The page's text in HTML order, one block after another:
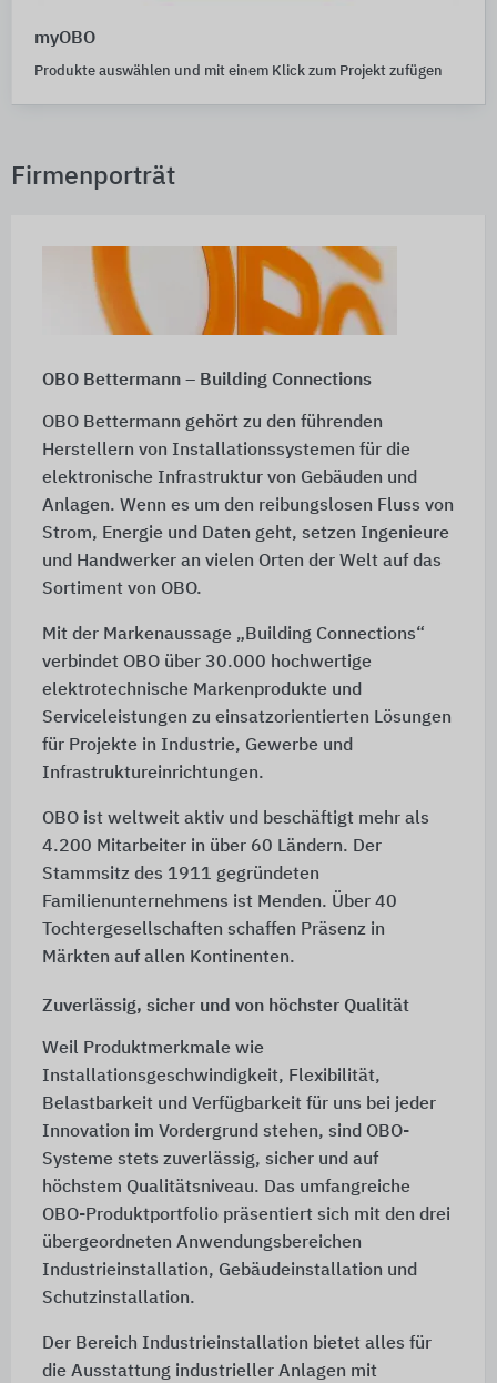
myOBO
Produkte auswählen und mit einem Klick zum Projekt zufügen
Firmenporträt
OBO Bettermann – Building Connections
OBO Bettermann gehört zu den führenden
Herstellern von Installationssystemen für die
elektronische Infrastruktur von Gebäuden und
Anlagen. Wenn es um den reibungslosen Fluss von
Strom, Energie und Daten geht, setzen Ingenieure
und Handwerker an vielen Orten der Welt auf das
Sortiment von OBO.
Mit der Markenaussage „Building Connections“
verbindet OBO über 30.000 hochwertige
elektrotechnische Markenprodukte und
Serviceleistungen zu einsatzorientierten Lösungen
für Projekte in Industrie, Gewerbe und
Infrastruktureinrichtungen.
OBO ist weltweit aktiv und beschäftigt mehr als
4.200 Mitarbeiter in über 60 Ländern. Der
Stammsitz des 1911 gegründeten
Familienunternehmens ist Menden. Über 40
Tochtergesellschaften schaffen Präsenz in
Märkten auf allen Kontinenten.
Zuverlässig, sicher und von höchster Qualität
Weil Produktmerkmale wie
Installationsgeschwindigkeit, Flexibilität,
Belastbarkeit und Verfügbarkeit für uns bei jeder
Innovation im Vordergrund stehen, sind OBO-
Systeme stets zuverlässig, sicher und auf
höchstem Qualitätsniveau. Das umfangreiche
OBO-Produktportfolio präsentiert sich mit den drei
übergeordneten Anwendungsbereichen
Industrieinstallation, Gebäudeinstallation und
Schutzinstallation.
Der Bereich Industrieinstallation bietet alles für
die Ausstattung industrieller Anlagen mit